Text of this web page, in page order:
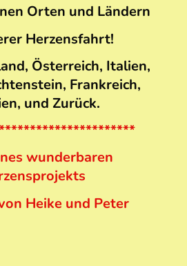
Orten und Ländern
Herzensfahrt!
Österreich, Italien,
Frankreich,
und Zurück.
wunderbaren
Heike und Peter